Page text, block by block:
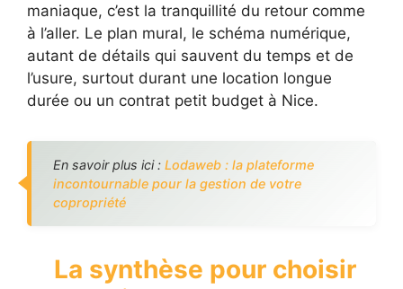
maniaque, c’est la tranquillité du retour comme
à l’aller. Le plan mural, le schéma numérique,
autant de détails qui sauvent du temps et de
l’usure, surtout durant une location longue
durée ou un contrat petit budget à Nice.
En savoir plus ici : Lodaweb : la plateforme
incontournable pour la gestion de votre
copropriété
La synthèse pour choisir